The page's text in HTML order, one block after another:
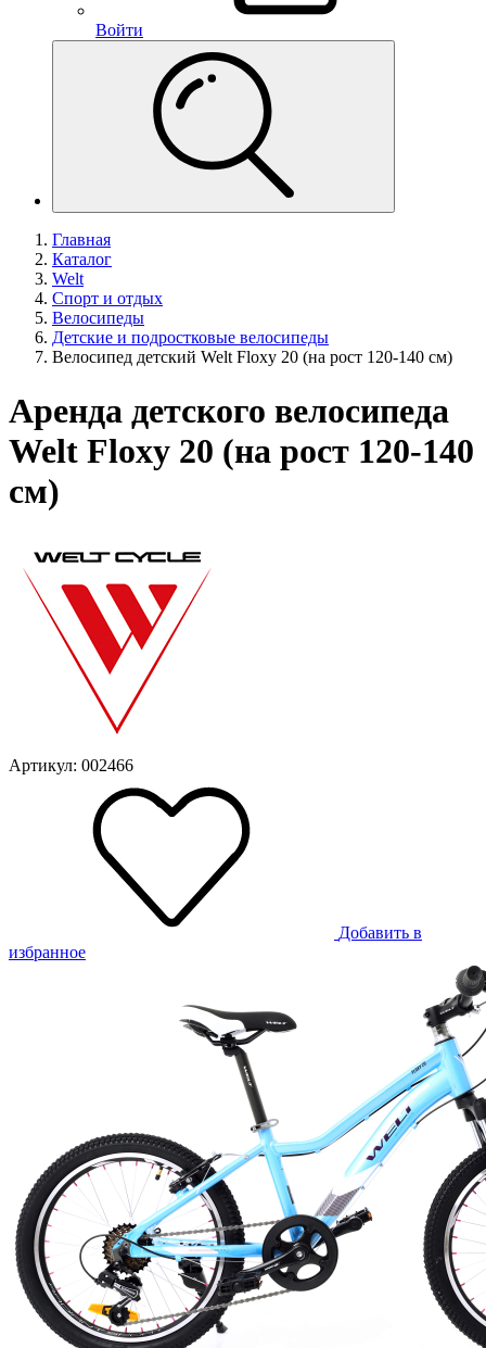
Войти
Главная
Каталог
Welt
Спорт и отдых
Велосипеды
Детские и подростковые велосипеды
Велосипед детский Welt Floxy 20 (на рост 120-140 см)
Аренда детского велосипеда
Welt Floxy 20 (на рост 120-140
см)
Артикул: 002466
Добавить в
избранное